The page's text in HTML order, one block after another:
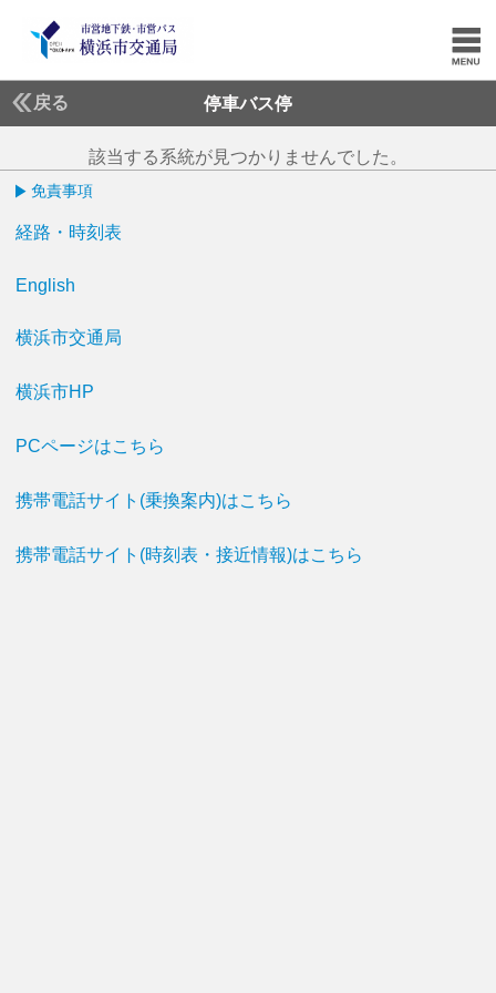
戻る 停車バス停
該当する系統が見つかりませんでした。
免責事項
経路・時刻表
English
横浜市交通局
横浜市HP
PCページはこちら
携帯電話サイト(乗換案内)はこちら
携帯電話サイト(時刻表・接近情報)はこちら